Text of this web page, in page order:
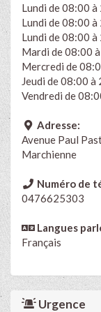
Lundi de 08:00 à
Lundi de 08:00 à
Lundi de 08:00 à
Mardi de 08:00
Mercredi de
Jeudi de 08:00 à
Vendredi de
Adresse:
Avenue Paul
Marchienne
Numéro de
0476625303
Langues
Français
Urgence